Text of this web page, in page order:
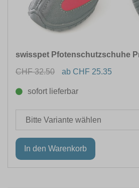
swisspet Pfotenschutzschuhe
CHF 32.50
ab CHF 25.35
sofort lieferbar